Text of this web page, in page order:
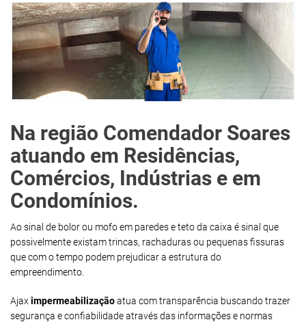
Na região Comendador Soares
atuando em Residências,
Comércios, Indústrias e em
Condomínios.
Ao sinal de bolor ou mofo em paredes e teto da caixa é sinal que
possivelmente existam trincas, rachaduras ou pequenas fissuras
que com o tempo podem prejudicar a estrutura do
empreendimento.
Ajaximpermeabilizaçãoatua com transparência buscando trazer
segurança e confiabilidade através das informações e normas